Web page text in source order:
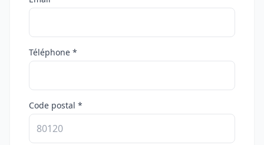
Téléphone *
Code postal *